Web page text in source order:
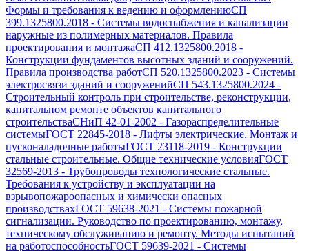
Формы и требования к ведению и оформлениюСП
399.1325800.2018 - Системы водоснабжения и канализации
наружные из полимерных материалов. Правила
проектирования и монтажаСП 412.1325800.2018 -
Конструкции фундаментов высотных зданий и сооружений.
Правила производства работСП 520.1325800.2023 - Системы
электросвязи зданий и сооруженийСП 543.1325800.2024 -
Строительный контроль при строительстве, реконструкции,
капитальном ремонте объектов капитального
строительстваСНиП 42-01-2002 - Газораспределительные
системыГОСТ 22845-2018 - Лифты электрические. Монтаж и
пусконаладочные работыГОСТ 23118-2019 - Конструкции
стальные строительные. Общие технические условияГОСТ
32569-2013 - Трубопроводы технологические стальные.
Требования к устройству и эксплуатации на
взрывопожароопасных и химически опасных
производствахГОСТ 59638-2021 - Системы пожарной
сигнализации. Руководство по проектированию, монтажу,
техническому обслуживанию и ремонту. Методы испытаний
на работоспособностьГОСТ 59639-2021 - Системы